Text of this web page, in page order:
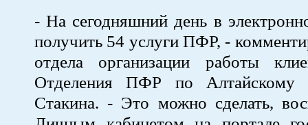
- На сегодняшний день в
получить 54 услуги ПФР, -
отдела организации работы
Отделения ПФР по Алтайскому
Стакина. - Это можно сделать,